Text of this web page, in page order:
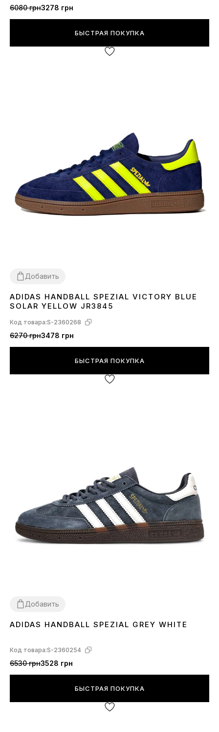
6080 грн3278 грн
БЫСТРАЯ ПОКУПКА
Добавить
40 4142 43 44
ADIDAS HANDBALL SPEZIAL VICTORY BLUE
SOLAR YELLOW JR3845
Код товара:S-2360268
6270 грн3478 грн
БЫСТРАЯ ПОКУПКА
Добавить
38 414244
ADIDAS HANDBALL SPEZIAL GREY WHITE
Код товара:S-2360254
6530 грн3528 грн
БЫСТРАЯ ПОКУПКА